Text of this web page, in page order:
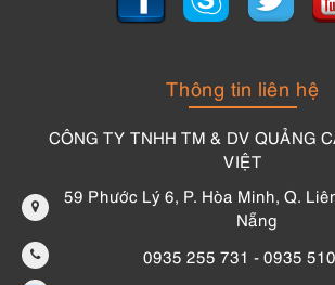
Thông tin liên hệ
CÔNG TY TNHH TM & DV QUẢNG
VIỆT
59 Phước Lý 6, P. Hòa Minh, Q.
Nẵng
0935 255 731 - 0935